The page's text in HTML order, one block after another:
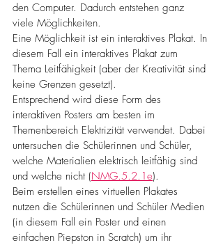
den Computer. Dadurch entstehen ganz
viele Möglichkeiten.
Eine Möglichkeit ist ein interaktives Plakat. In
diesem Fall ein interaktives Plakat zum
Thema Leitfähigkeit (aber der Kreativität sind
keine Grenzen gesetzt).
Entsprechend wird diese Form des
interaktiven Posters am besten im
Themenbereich Elektrizität verwendet. Dabei
untersuchen die Schülerinnen und Schüler,
welche Materialien elektrisch leitfähig sind
und welche nicht (NMG.5.2.1e).
Beim erstellen eines virtuellen Plakates
nutzen die Schülerinnen und Schüler Medien
(in diesem Fall ein Poster und einen
einfachen Piepston in Scratch) um ihr